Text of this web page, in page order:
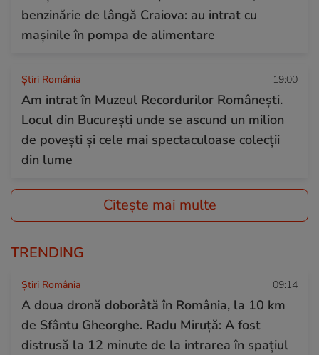
benzinărie de lângă Craiova: au intrat cu
mașinile în pompa de alimentare
Știri România 19:00
Am intrat în Muzeul Recordurilor Românești.
Locul din București unde se ascund un milion
de povești și cele mai spectaculoase colecții
din lume
Citește mai multe
TRENDING
Știri România 09:14
A doua dronă doborâtă în România, la 10 km
de Sfântu Gheorghe. Radu Miruță: A fost
distrusă la 12 minute de la intrarea în spațiul